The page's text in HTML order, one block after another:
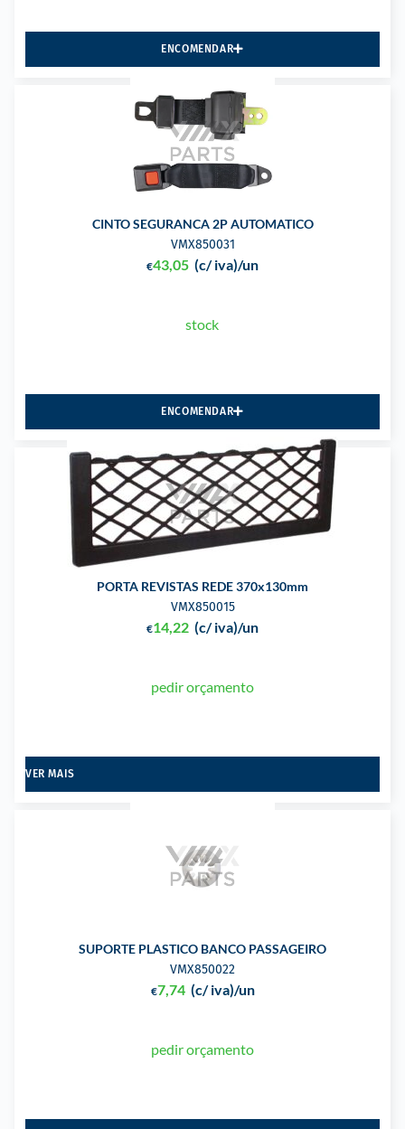
ENCOMENDAR
CINTO SEGURANCA 2P AUTOMATICO
VMX850031
€43,05 (c/ iva)/un
stock
ENCOMENDAR
PORTA REVISTAS REDE 370x130mm
VMX850015
€14,22 (c/ iva)/un
pedir orçamento
VER MAIS
SUPORTE PLASTICO BANCO PASSAGEIRO
VMX850022
€7,74 (c/ iva)/un
pedir orçamento